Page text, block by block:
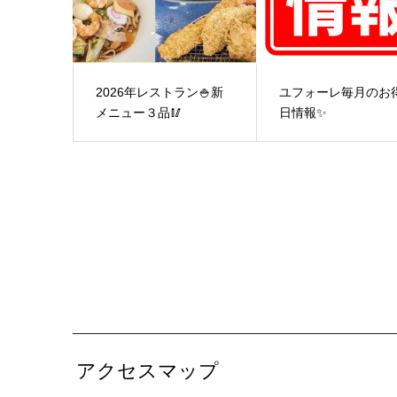
2026年レストラン🍚新
メニュー３品🥢
ユフォーレ毎月のお
日情報✨
アクセスマップ